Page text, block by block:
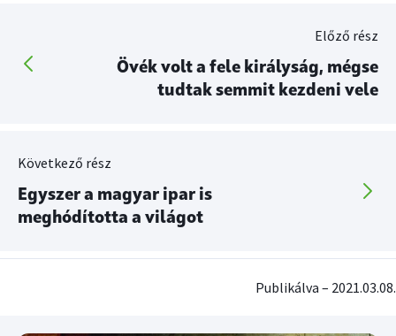
Előző rész
Övék volt a fele királyság, mégse
tudtak semmit kezdeni vele
Következő rész
Egyszer a magyar ipar is
meghódította a világot
Publikálva – 2021.03.08.